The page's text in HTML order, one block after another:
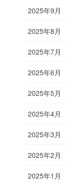
2025年9月
2025年8月
2025年7月
2025年6月
2025年5月
2025年4月
2025年3月
2025年2月
2025年1月